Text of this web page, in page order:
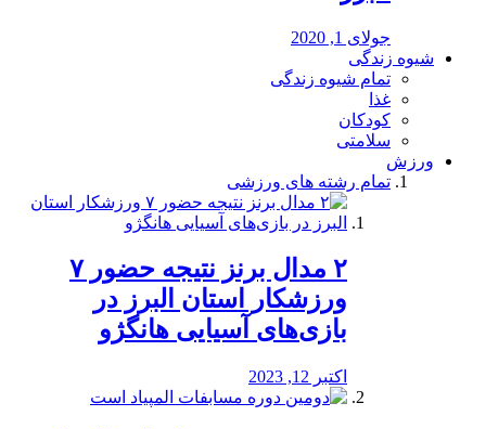
جولای 1, 2020
شیوه زندگی
تمام شیوه زندگی
غذا
کودکان
سلامتی
ورزش
تمام رشته های ورزشی
۲ مدال برنز نتیجه حضور ۷
ورزشکار استان البرز در
بازی‌های آسیایی هانگژو
اکتبر 12, 2023